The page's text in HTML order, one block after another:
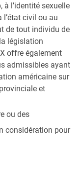
à l’identité sexuelle
l’état civil ou au
de tout individu de
législation
offre également
admissibles ayant
américaine sur
et
ou des
considération pour